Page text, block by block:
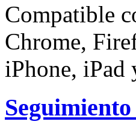
Compatible
Chrome,
iPhone, iPad